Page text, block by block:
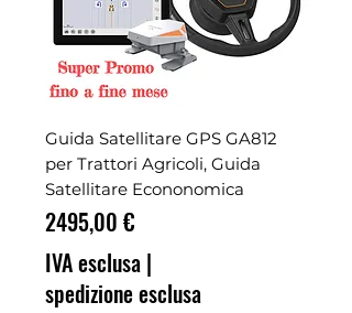
Guida Satellitare GPS GA812
per Trattori Agricoli, Guida
Satellitare Econonomica
Prezzo
2495,00 €
IVA esclusa |
spedizione esclusa